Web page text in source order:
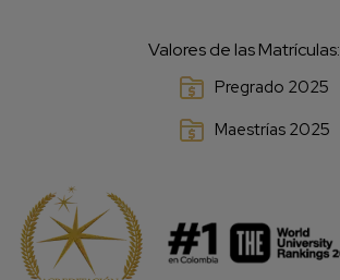
Valores de las Matrículas:
Pregrado 2025
Maestrías 2025